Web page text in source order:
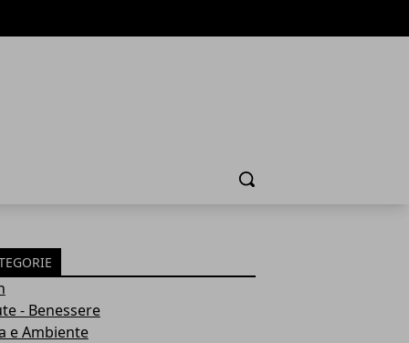
Cerca
- Benessere
e Ambiente